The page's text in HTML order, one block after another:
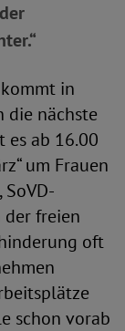
in
die nächste
es ab 16.00
um Frauen
der freien
oft
schon vorab